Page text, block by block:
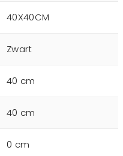
40X40CM
Zwart
40 cm
40 cm
0 cm